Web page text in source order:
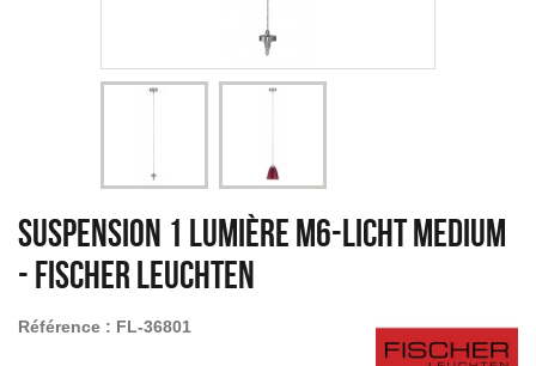
Suspension 1 lumière M6-Licht Medium
- Fischer Leuchten
Référence : FL-36801